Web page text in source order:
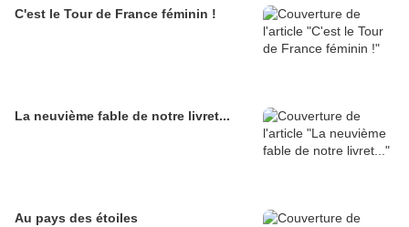
C'est le Tour de France féminin !
La neuvième fable de notre livret...
Au pays des étoiles